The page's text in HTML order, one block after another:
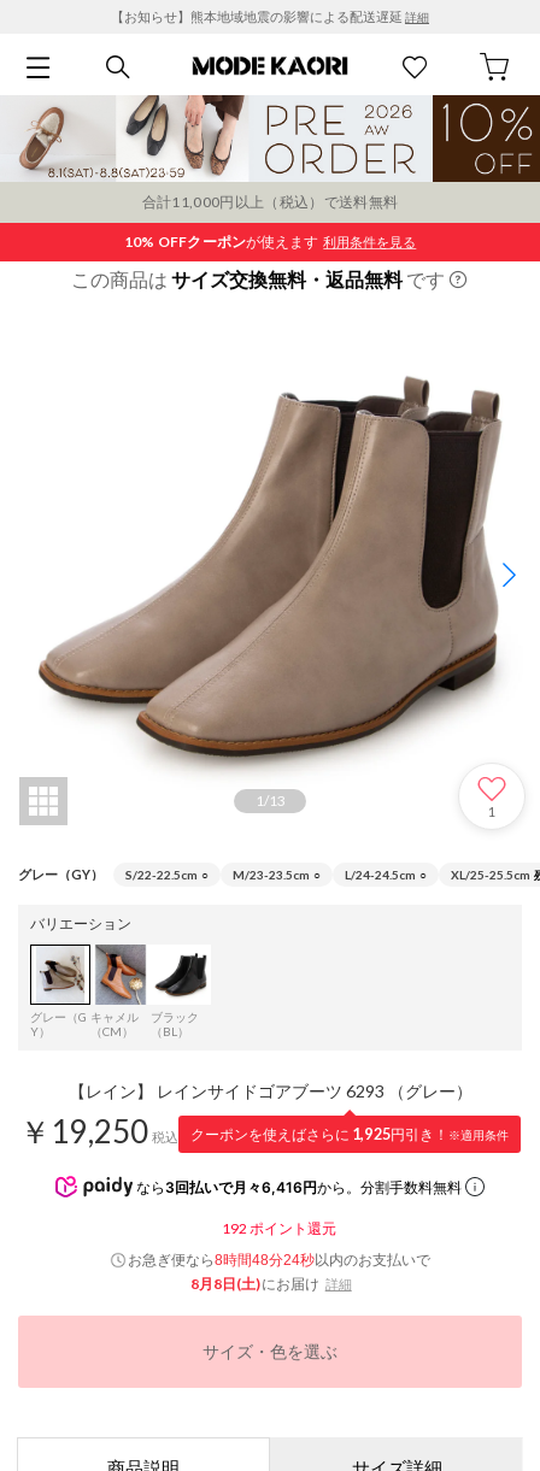
【お知らせ】熊本地域地震の影響による配送遅延 詳細
合計11,000円以上（税込）で送料無料
10% OFFクーポンが使えます 利用条件を見る
この商品は サイズ交換無料・返品無料です
1 /13
1
グレー（GY） S/22-22.5cm ○ M/23-23.5cm ○ L/24-24.5cm ○ XL/25-25.5cm
バリエーション
グレー（G
Y）
キャメル
（CM）
ブラック
（BL）
【レイン】 レインサイドゴアブーツ 6293 （グレー）
￥19,250 税込 クーポンを使えばさらに 1,925円引き！ ※適用条件
なら 3回払いで月々6,416円から。分割手数料無料
192 ポイント還元
お急ぎ便なら8時間48分23秒以内のお支払いで
8月8日(土)にお届け 詳細
サイズ・色を選ぶ